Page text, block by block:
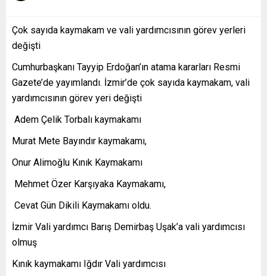
Çok sayıda kaymakam ve vali yardımcısının görev yerleri
değişti
Cumhurbaşkanı Tayyip Erdoğan’ın atama kararları Resmi
Gazete’de yayımlandı. İzmir’de çok sayıda kaymakam, vali
yardımcısının görev yeri değişti
Adem Çelik Torbalı kaymakamı
Murat Mete Bayındır kaymakamı,
Onur Alimoğlu Kınık Kaymakamı
Mehmet Özer Karşıyaka Kaymakamı,
Cevat Gün Dikili Kaymakamı oldu.
İzmir Vali yardımcı Barış Demirbaş Uşak’a vali yardımcısı
olmuş
Kınık kaymakamı Iğdır Vali yardımcısı